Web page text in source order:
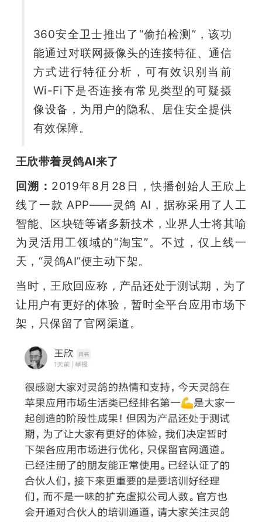
360安全卫士推出了“偷拍检测”，该功
能通过对联网摄像头的连接特征、通信
方式进行特征分析，可有效识别当前
Wi-Fi下是否连接有常见类型的可疑摄
像设备，为用户的隐私、居住安全提供
有效保障。
王欣带着灵鸽AI来了
回溯： 2019年8月28日，快播创始人王欣上
线了一款 APP——灵鸽 AI，据称采用了人工
智能、区块链等诸多新技术，业界人士将其喻
为灵活用工领域的“淘宝”。不过，仅上线一
天，“灵鸽AI”便主动下架。
当时，王欣回应称，产品还处于测试期，为了
让用户有更好的体验，暂时全平台应用市场下
架，只保留了官网渠道。